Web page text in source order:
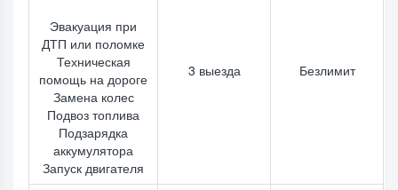
Эвакуация при
ДТП или поломке
Техническая
помощь на дороге
Замена колес
Подвоз топлива
Подзарядка
аккумулятора
Запуск двигателя
3 выезда Безлимит